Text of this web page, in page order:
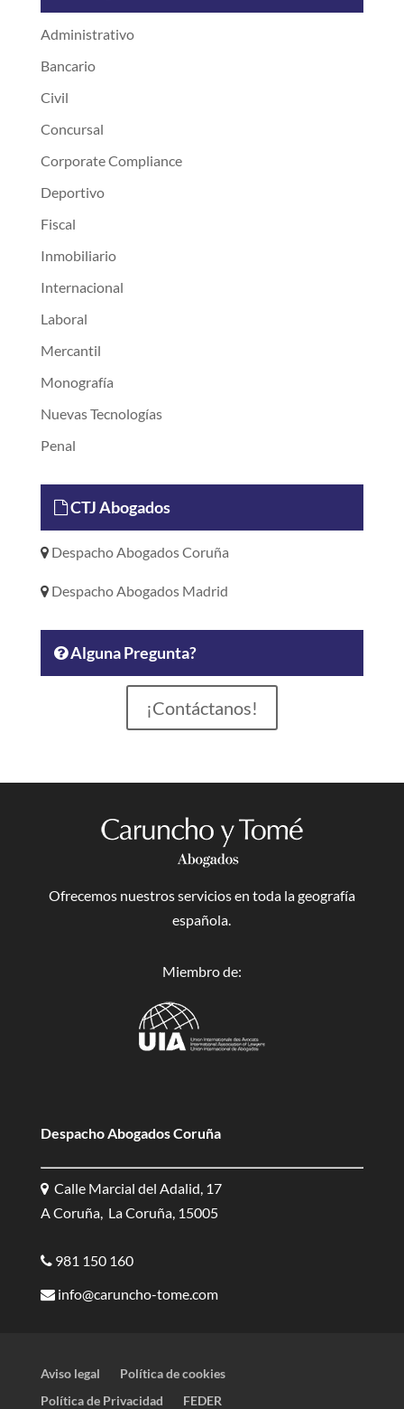
Administrativo
Bancario
Civil
Concursal
Corporate Compliance
Deportivo
Fiscal
Inmobiliario
Internacional
Laboral
Mercantil
Monografía
Nuevas Tecnologías
Penal
CTJ Abogados
Despacho Abogados Coruña
Despacho Abogados Madrid
Alguna Pregunta?
¡Contáctanos!
Ofrecemos nuestros servicios en toda la geografía
española.
Miembro de:
Despacho Abogados Coruña
Calle Marcial del Adalid, 17
A Coruña, La Coruña, 15005
981 150 160
info@caruncho-tome.com
Aviso legal
Política de cookies
Política de Privacidad
FEDER